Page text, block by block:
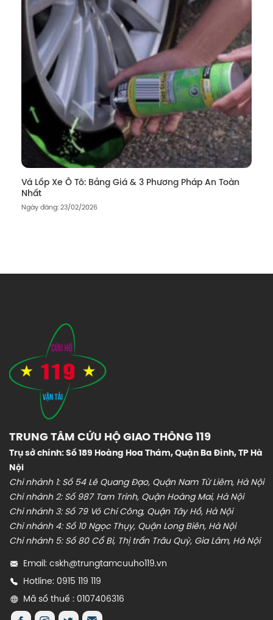
Vá Lốp Xe Ô Tô: Bảng Giá & 3 Phương Pháp An Toàn
Nhất
Ngày đăng: 23/02/2026
TRUNG TÂM CỨU HỘ GIAO THÔNG 119
Trụ sở chính: Số 189 Hoàng Hoa Thám, Quận Ba Đình, TP Hà
Nội
Chi nhánh 1: Số 54 Lê Quang Đạo, Quận Nam Từ Liêm, Hà Nội
Chi nhánh 2: Số 987 Tam Trinh, Quận Hoàng Mai, Hà Nội
Chi nhánh 3: Số 79 Võ Chí Công, Quận Tây Hồ, Hà Nội
Chi nhánh 4: Số 10 Ngọc Thụy, Quận Long Biên, Hà Nội
Chi nhánh 5: Số 80 Cổ Bi, Thị trấn Trâu Quỳ, Gia Lâm, Hà Nội
Email: cskh@trungtamcuuho119.vn
Hotline: 0915 119 119
Mã số thuế : 0107406316